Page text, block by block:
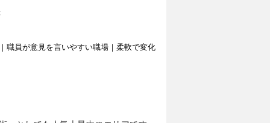
職員が意見を言いやすい職場｜柔軟で変化